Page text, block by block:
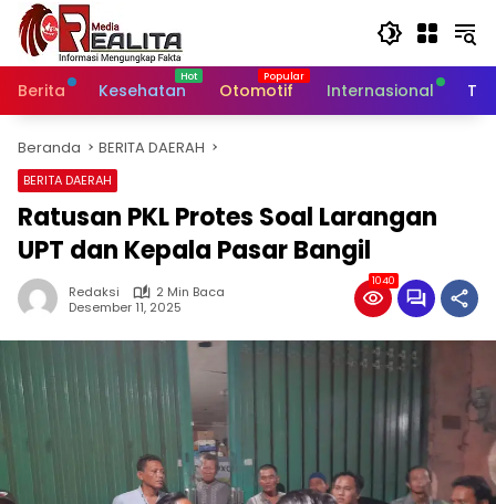
Langsung
konten
Berita
Kesehatan Otomotif Internasional
Beranda BERITA DAERAH
BERITA DAERAH
Ratusan PKL Protes Soal Larangan
UPT dan Kepala Pasar Bangil
Redaksi
2 Min Baca
Desember 11, 2025
1040